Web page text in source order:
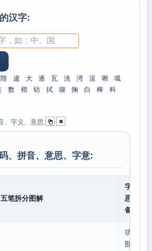
汉字:
陛 逡 大 逐 瓦 洮 湾 逞 嚓
呱
数 褶 钫 拭 撷 掬 白 棒
科
、字义、意思:
、拼音、意思、字意:
五笔拆分图解
字意
思、
备注
功
部